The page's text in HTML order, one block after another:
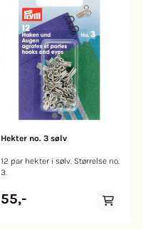
Hekter no. 3 sølv
12 par hekter i sølv. Størrelse no.
3.
55,-